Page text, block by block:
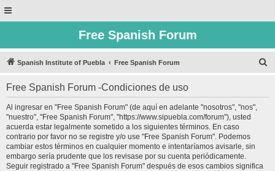
Free Spanish Forum
Spanish Institute of Puebla Free Spanish Forum
Free Spanish Forum -Condiciones de uso
Al ingresar en "Free Spanish Forum" (de aquí en adelante "nosotros", "nos",
"nuestro", "Free Spanish Forum", "https://www.sipuebla.com/forum"), usted
acuerda estar legalmente sometido a los siguientes términos. En caso
contrario por favor no se registre y/o use "Free Spanish Forum". Podemos
cambiar estos términos en cualquier momento e intentaríamos avisarle, sin
embargo sería prudente que los revisase por su cuenta periódicamente.
Seguir registrado a "Free Spanish Forum" después de esos cambios significa